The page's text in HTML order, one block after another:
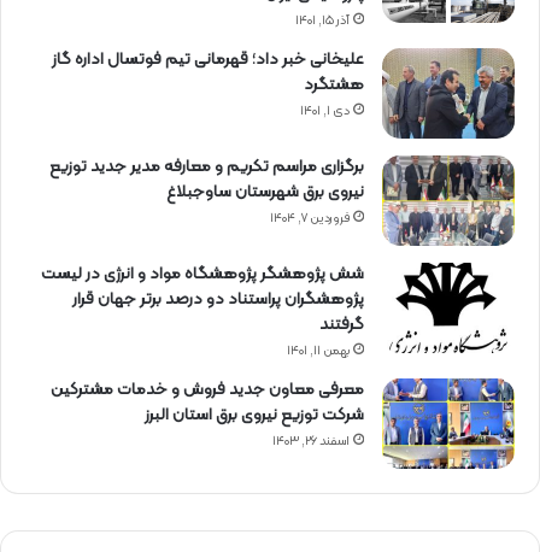
آذر ۱۵, ۱۴۰۱
علیخانی خبر داد؛ قهرمانی تیم فوتسال اداره گاز
هشتگرد
دی ۱, ۱۴۰۱
برگزاری مراسم تكریم و معارفه مدیر جدید توزیع
نیروی برق شهرستان ساوجبلاغ
فروردین ۷, ۱۴۰۴
شش پژوهشگر پژوهشگاه مواد و انرژی در لیست
پژوهشگران پراستناد دو درصد برتر جهان قرار
گرفتند
بهمن ۱۱, ۱۴۰۱
معرفی معاون جدید فروش و خدمات مشتركین
شركت توزیع نیروی برق استان البرز
اسفند ۲۶, ۱۴۰۳